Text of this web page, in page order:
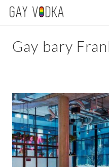
Gay bary